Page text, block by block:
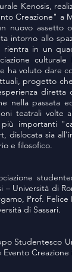
Kenosis,
Creazione" a
nuovo assetto
intorno allo
rientra in un
ha voluto dare
progetto
nella passata
teatrali
importanti
dislocata sia
e filosofico.
– Università di
Prof.
di Sassari.
Studentesco
Evento